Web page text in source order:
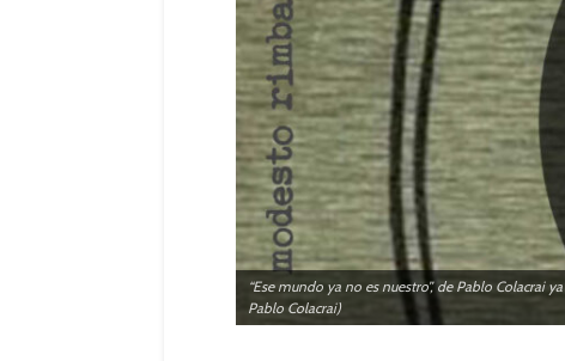
“Ese mundo ya no es nuestro”, de Pablo Colacrai
Pablo Colacrai)